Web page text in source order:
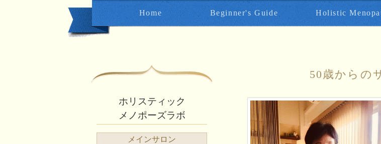
Home Beginner's Guide Holistic
50歳からの
ホリスティック
メノポーズラボ
メインサロン